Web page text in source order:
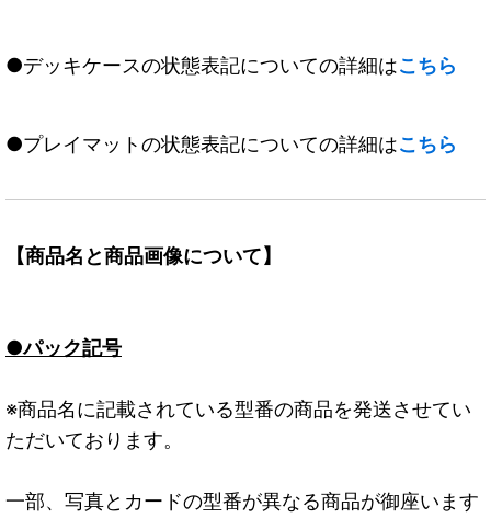
●デッキケースの状態表記についての詳細はこちら
●プレイマットの状態表記についての詳細はこちら
【商品名と商品画像について】
●パック記号
※商品名に記載されている型番の商品を発送させてい
ただいております。
一部、写真とカードの型番が異なる商品が御座います